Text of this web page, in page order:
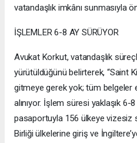
vatandaşlık imkânı sunmasıyla
İŞLEMLER 6-8 AY SÜRÜYOR
Avukat Korkut, vatandaşlık
yürütüldüğünü belirterek, “Saint
gitmeye gerek yok; tüm belgeler
alınıyor. İşlem süresi yaklaşık
pasaportuyla 156 ülkeye vizesiz
Birliği ülkelerine giriş ve